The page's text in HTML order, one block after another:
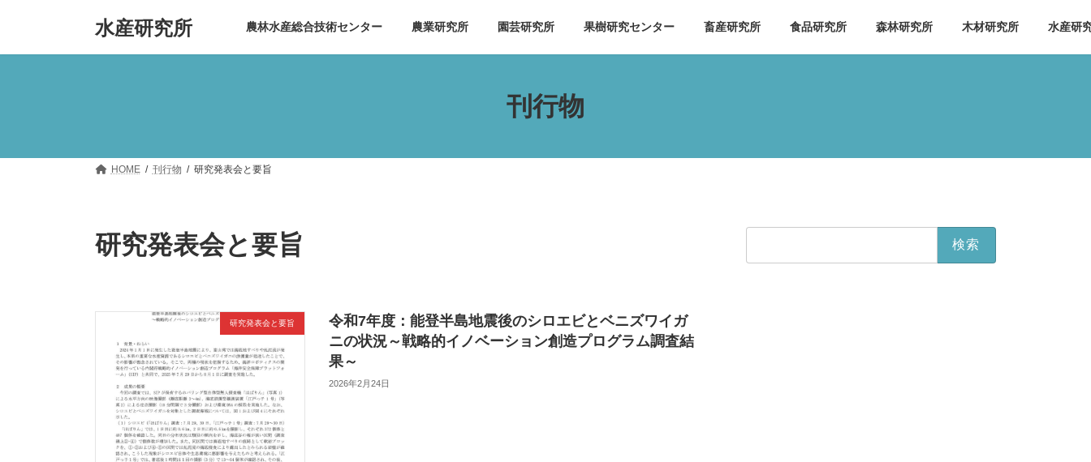
ン
プ
ー
動
水産研究所 農林水産総合技術センター 農業研究所 園芸研究所 果樹研究センター 畜産研究所 食品研究所 森林研究所 木材研究所 水産研
刊行物
HOME 刊行物 研究発表会と要旨
研究発表会と要旨
研究発表会と要旨
令和7年度：能登半島地震後のシロエビとベニズワイガ
ニの状況～戦略的イノベーション創造プログラム調査結
果～
2026年2月24日